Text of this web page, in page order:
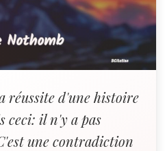
réussite d'une histoire
ceci: il n'y a pas
une contradiction